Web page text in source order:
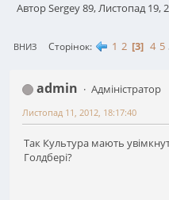
Автор Sergey 89, Листопад 19,
ВНИЗ Сторінок 1 2 3 4 5
admin
Адміністратор
Листопад 11, 2012, 18:17:40
Так Культура мають
Голдбері?